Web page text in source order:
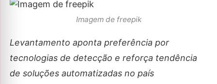
Imagem de freepik
Levantamento aponta preferência por
tecnologias de detecção e reforça tendência
de soluções automatizadas no país